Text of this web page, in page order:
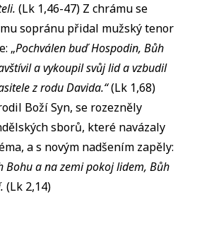
(Lk 1,46-47) Z chrámu se
sopránu přidal mužský tenor
„Pochválen buď Hospodin, Bůh
a vykoupil svůj lid a vzbudil
z rodu Davida.“(Lk 1,68)
Boží Syn, se rozezněly
sborů, které navázaly
a s novým nadšením zapěly:
Bohu a na zemi pokoj lidem, Bůh
(Lk 2,14)